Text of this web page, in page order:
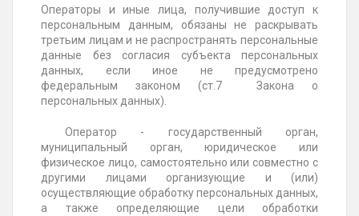
Операторы и иные лица, получившие доступ к
персональным данным, обязаны не раскрывать
третьим лицам и не распространять персональные
данные без согласия субъекта персональных
данных, если иное не предусмотрено
федеральным законом (ст.7 Закона о
персональных данных).
Оператор - государственный орган,
муниципальный орган, юридическое или
физическое лицо, самостоятельно или совместно с
другими лицами организующие и (или)
осуществляющие обработку персональных данных,
а также определяющие цели обработки